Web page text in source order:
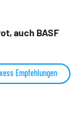
auch BASF
Empfehlungen